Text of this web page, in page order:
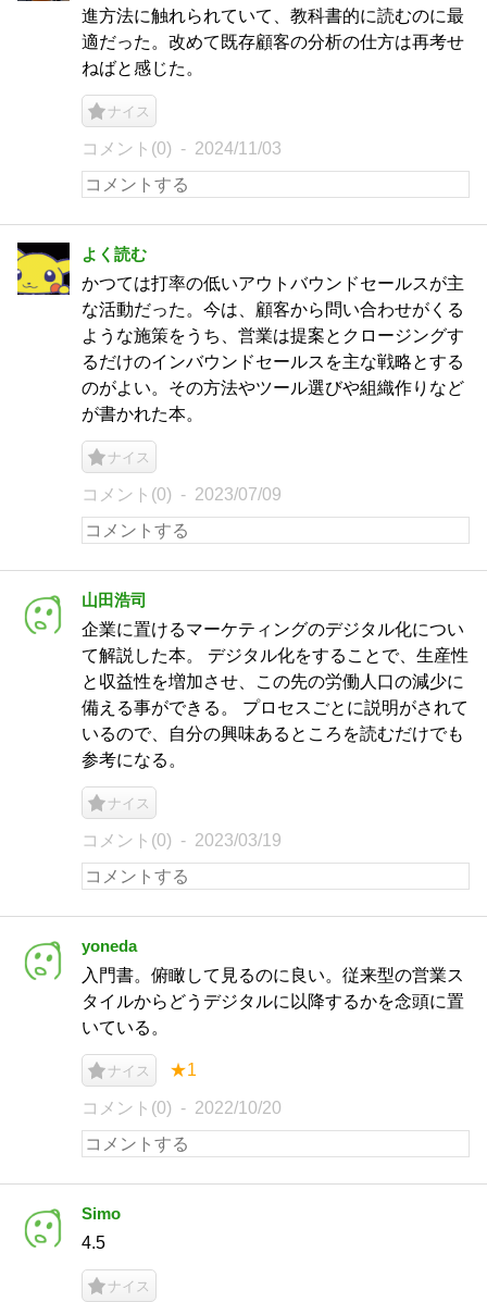
進方法に触れられていて、教科書的に読むのに最
適だった。改めて既存顧客の分析の仕方は再考せ
ねばと感じた。
ナイス
コメント(0) 2024/11/03
よく読む
かつては打率の低いアウトバウンドセールスが主
な活動だった。今は、顧客から問い合わせがくる
ような施策をうち、営業は提案とクロージングす
るだけのインバウンドセールスを主な戦略とする
のがよい。その方法やツール選びや組織作りなど
が書かれた本。
ナイス
コメント(0) 2023/07/09
山田浩司
企業に置けるマーケティングのデジタル化につい
て解説した本。 デジタル化をすることで、生産性
と収益性を増加させ、この先の労働人口の減少に
備える事ができる。 プロセスごとに説明がされて
いるので、自分の興味あるところを読むだけでも
参考になる。
ナイス
コメント(0) 2023/03/19
yoneda
入門書。俯瞰して見るのに良い。従来型の営業ス
タイルからどうデジタルに以降するかを念頭に置
いている。
ナイス ★1
コメント(0) 2022/10/20
Simo
4.5
ナイス